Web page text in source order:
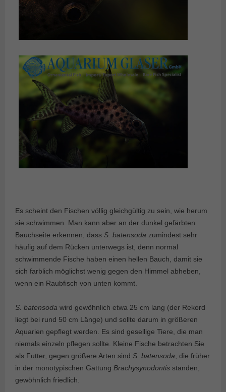
Es scheint den Fischen völlig gleichgültig zu sein, wie herum
sie schwimmen. Man kann aber an der dunkel gefärbten
Bauchseite erkennen, dass S. batensoda zumindest sehr
häufig auf dem Rücken unterwegs ist, denn normal
schwimmende Fische haben einen hellen Bauch, damit sie
sich farblich möglichst wenig gegen den Himmel abheben,
wenn ein Raubfisch von unten kommt.
S. batensoda wird gewöhnlich etwa 25 cm lang (der Rekord
liegt bei rund 50 cm Länge) und sollte darum in größeren
Aquarien gepflegt werden. Es sind gesellige Tiere, die man
niemals einzeln pflegen sollte. Kleine Fische betrachten Sie
als Futter, gegen größere Arten sind S. batensoda , die früher
in der monotypischen Gattung Brachysynodontis standen,
gewöhnlich friedlich.